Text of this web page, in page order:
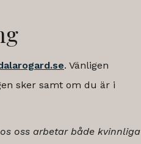
. Vänligen
sker samt om du är i
oss arbetar både kvinnliga